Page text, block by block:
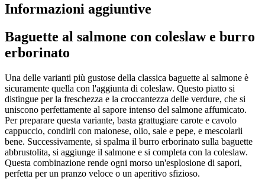
Informazioni aggiuntive
Baguette al salmone con coleslaw e burro
erborinato
Una delle varianti più gustose della classica baguette al salmone è
sicuramente quella con l'aggiunta di coleslaw. Questo piatto si
distingue per la freschezza e la croccantezza delle verdure, che si
uniscono perfettamente al sapore intenso del salmone affumicato.
Per preparare questa variante, basta grattugiare carote e cavolo
cappuccio, condirli con maionese, olio, sale e pepe, e mescolarli
bene. Successivamente, si spalma il burro erborinato sulla baguette
abbrustolita, si aggiunge il salmone e si completa con la coleslaw.
Questa combinazione rende ogni morso un'esplosione di sapori,
perfetta per un pranzo veloce o un aperitivo sfizioso.